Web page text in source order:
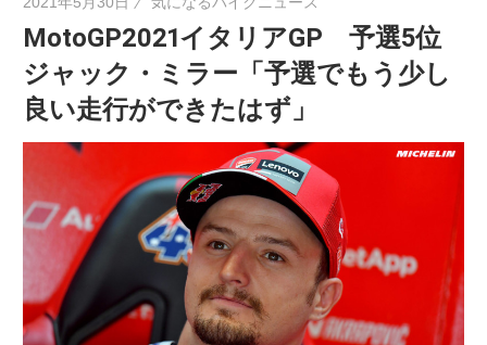
バ
イ
ニ
ュ
MotoGP2021イタリアGP 予選5位
ジャック・ミラー「予選でもう少し
良い走行ができたはず」